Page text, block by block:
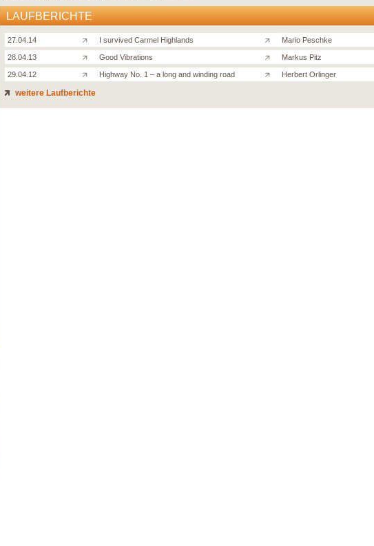
LAUFBERICHTE
27.04.14 I survived Carmel Highlands Mario Peschke
28.04.13 Good Vibrations Markus Pitz
29.04.12 Highway No. 1 – a long and winding road Herbert Orlinger
weitere Laufberichte